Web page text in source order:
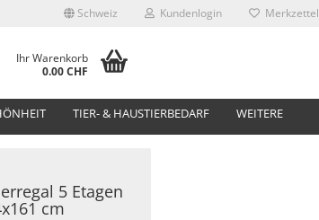
Schweiz Kundenlogin Merkzettel
Ihr Warenkorb
0.00 CHF
TIER- & HAUSTIERBEDARF WEITERE
5 Etagen
cm